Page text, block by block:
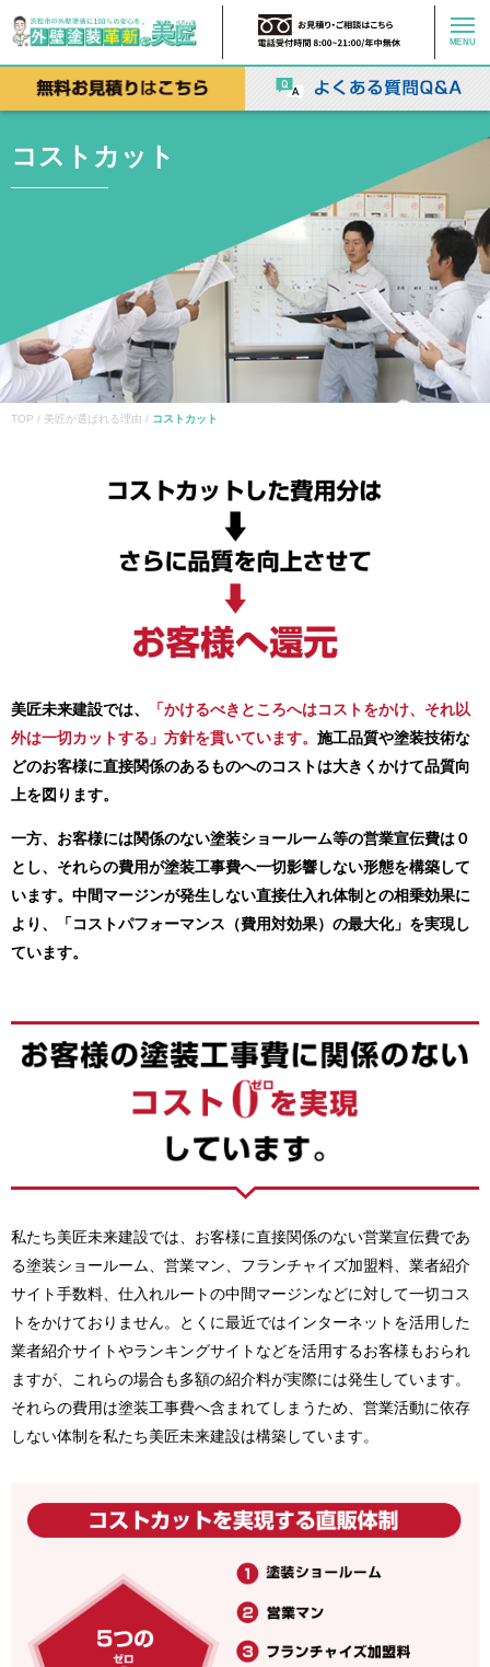
MENU
コストカット
TOP / 美匠が選ばれる理由 / コストカット
美匠未来建設では、
「かけるべきところへはコストをかけ、それ以
外は一切カットする」方針を貫いています。 施工品質や塗装技術な
どのお客様に直接関係のあるものへのコストは大きくかけて品質向
上を図ります。
一方、お客様には関係のない塗装ショールーム等の営業宣伝費は０
とし、それらの費用が塗装工事費へ一切影響しない形態を構築して
います。中間マージンが発生しない直接仕入れ体制との相乗効果に
より、「コストパフォーマンス（費用対効果）の最大化」を実現し
ています。
私たち美匠未来建設では、お客様に直接関係のない営業宣伝費であ
る塗装ショールーム、営業マン、フランチャイズ加盟料、業者紹介
サイト手数料、仕入れルートの中間マージンなどに対して一切コス
トをかけておりません。とくに最近ではインターネットを活用した
業者紹介サイトやランキングサイトなどを活用するお客様もおられ
ますが、これらの場合も多額の紹介料が実際には発生しています。
それらの費用は塗装工事費へ含まれてしまうため、営業活動に依存
しない体制を私たち美匠未来建設は構築しています。